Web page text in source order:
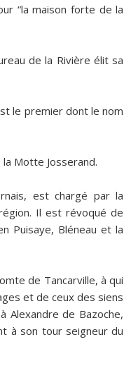
“la maison forte de la
de la Rivière élit sa
le premier dont le nom
Motte Josserand.
est chargé par la
Il est révoqué de
Puisaye, Bléneau et la
de Tancarville, à qui
et de ceux des siens
Alexandre de Bazoche,
à son tour seigneur du